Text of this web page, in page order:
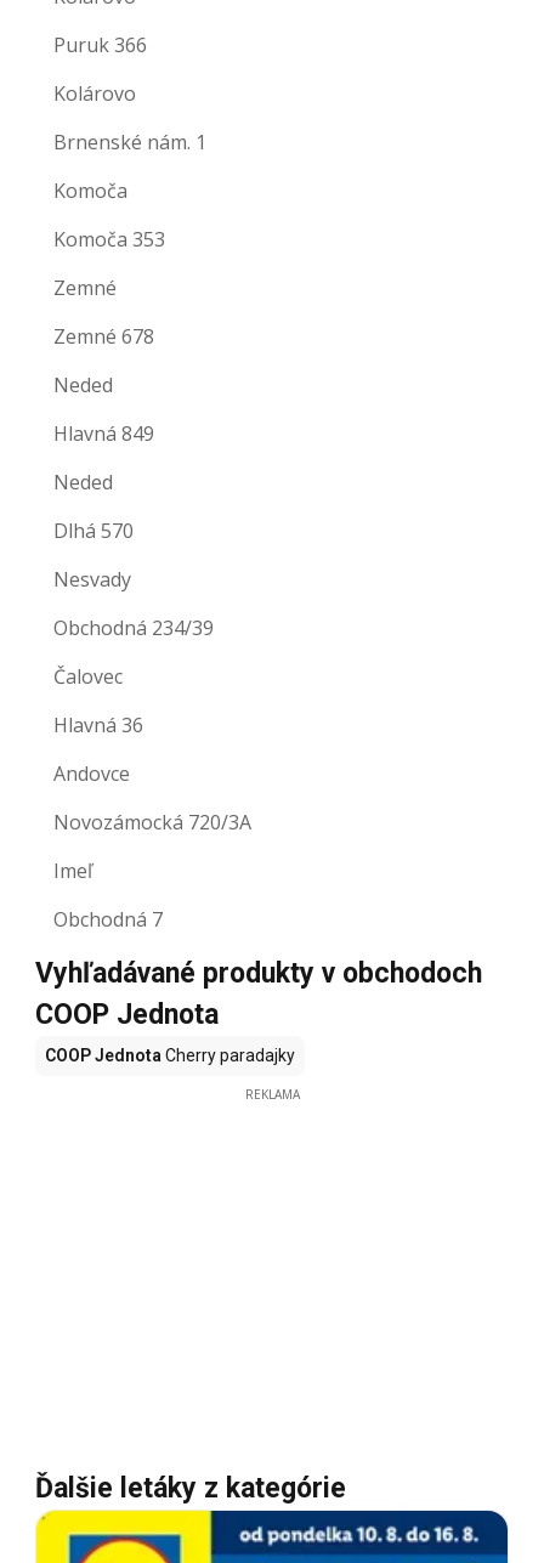
Puruk 366
Kolárovo
Brnenské nám. 1
Komoča
Komoča 353
Zemné
Zemné 678
Neded
Hlavná 849
Neded
Dlhá 570
Nesvady
Obchodná 234/39
Čalovec
Hlavná 36
Andovce
Novozámocká 720/3A
Imeľ
Obchodná 7
Vyhľadávané produkty v obchodoch
COOP Jednota
COOP JednotaCherry paradajky
REKLAMA
Ďalšie letáky z kategórie